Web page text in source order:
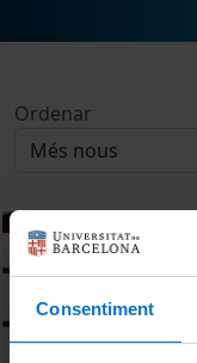
Consentiment
Ordenar